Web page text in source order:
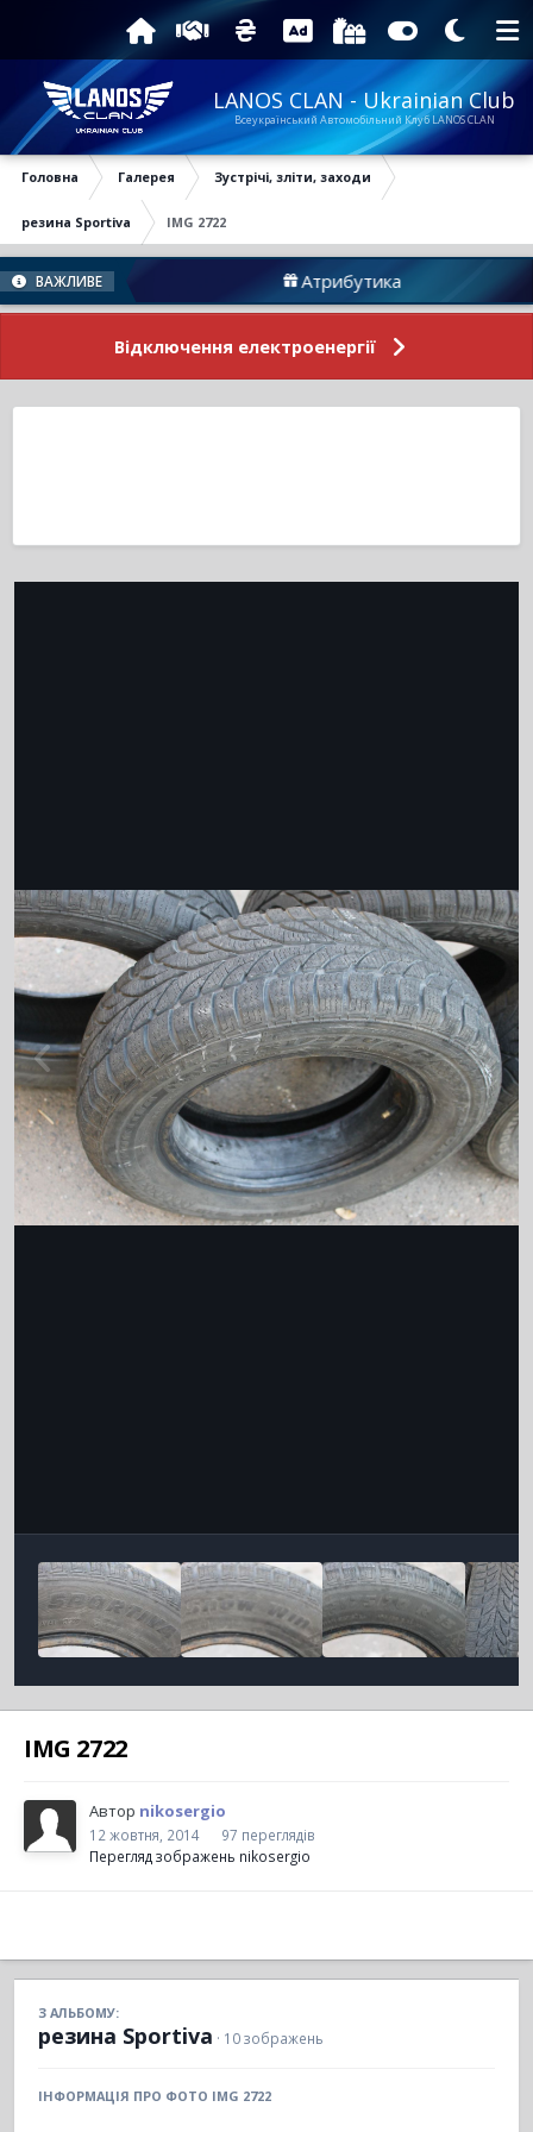
LANOS CLAN - Ukrainian Club
Всеукраїнський Автомобільний Клуб LANOS CLAN
Головна Галерея Зустрічі, зліти, заходи
резина Sportiva IMG 2722
ВАЖЛИВЕ Атрибутика
Відключення електроенергії
IMG 2722
Автор nikosergio
12 жовтня, 2014
97 переглядів
Перегляд зображень nikosergio
З АЛЬБОМУ:
резина Sportiva · 10 зображень
ІНФОРМАЦІЯ ПРО ФОТО IMG 2722